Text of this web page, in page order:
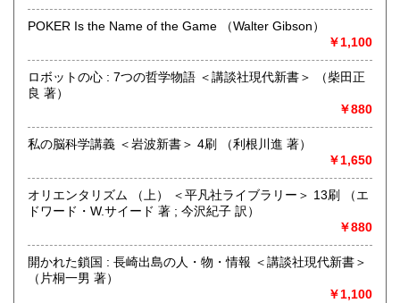
追分コロニーは「豊かな暮らし」をテーマにした「村の古本
屋」です。人が精神的に豊かな生活を送るための 様々な遊び
的「衣・食・住、アート、音楽、旅、 趣味、健康、文芸、経
済、社会、哲学、政治」 等の幅広いテーマを扱います。
「日本の古本屋」で販売している古本は、隣りの「文化磁場
油や」で一部展示販売も春～秋にしています、堀辰雄、立原
道造、加藤周一などのゆかりの土地柄です。信州にお越しの
場合はどうぞお立ち寄り下さい。
沿線名：しなの鉄道
営業時間：12:00〜17:00
定休日：火・水曜日(夏季:毎日営業、冬季:天気次第)
POKER Is the Name of the Game （Walter Gibson）
￥1,100
ロボットの心 : 7つの哲学物語 ＜講談社現代新書＞ （柴田正
良 著）
￥880
私の脳科学講義 ＜岩波新書＞ 4刷 （利根川進 著）
￥1,650
オリエンタリズム （上） ＜平凡社ライブラリー＞ 13刷 （エ
ドワード・W.サイード 著 ; 今沢紀子 訳）
￥880
開かれた鎖国 : 長崎出島の人・物・情報 ＜講談社現代新書＞
（片桐一男 著）
￥1,100